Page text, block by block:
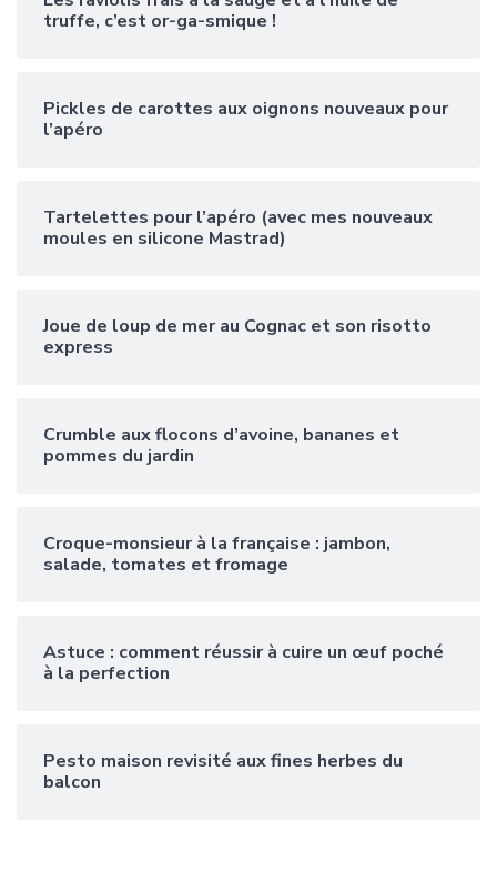
truffe, c’est or-ga-smique !
Pickles de carottes aux oignons nouveaux pour
l’apéro
Tartelettes pour l’apéro (avec mes nouveaux
moules en silicone Mastrad)
Joue de loup de mer au Cognac et son risotto
express
Crumble aux flocons d’avoine, bananes et
pommes du jardin
Croque-monsieur à la française : jambon,
salade, tomates et fromage
Astuce : comment réussir à cuire un œuf poché
à la perfection
Pesto maison revisité aux fines herbes du
balcon